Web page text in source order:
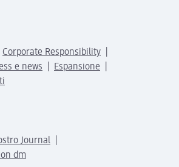
Corporate Responsibility
e news
Espansione
Journal
dm